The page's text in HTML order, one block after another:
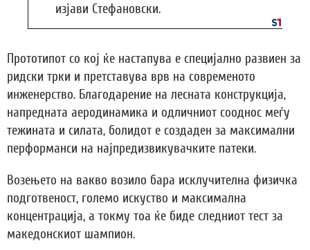
изјави Стефановски.
Прототипот со кој ќе настапува е специјално развиен за
ридски трки и претставува врв на современото
инженерство. Благодарение на лесната конструкција,
напредната аеродинамика и одличниот сооднос меѓу
тежината и силата, болидот е создаден за максимални
перформанси на најпредизвикувачките патеки.
Возењето на вакво возило бара исклучителна физичка
подготвеност, големо искуство и максимална
концентрација, а токму тоа ќе биде следниот тест за
македонскиот шампион.